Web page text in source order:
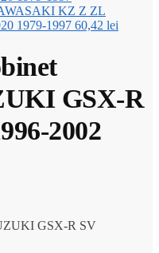
KZ Z ZL
1979-1997 60,42 lei
GSX-R
2002
GSX-R SV